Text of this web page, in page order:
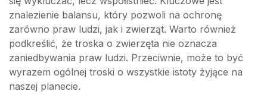
znalezienie balansu, który pozwoli na ochronę
zarówno praw ludzi, jak i zwierząt. Warto również
podkreślić, że troska o zwierzęta nie oznacza
zaniedbywania praw ludzi. Przeciwnie, może to być
wyrazem ogólnej troski o wszystkie istoty żyjące na
naszej planecie.